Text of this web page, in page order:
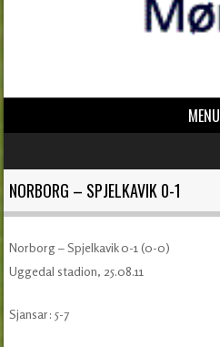
MENU
NORBORG – SPJELKAVIK 0-1
Norborg – Spjelkavik 0-1 (0-0)
Uggedal stadion, 25.08.11
Sjansar: 5-7